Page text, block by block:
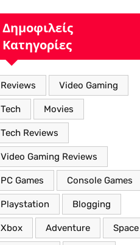
Κόσμο με Νέα
Βελτιωμένα
Χαρακτηριστικά”
Δημοφιλείς
Κατηγορίες
Reviews Video Gaming
Tech Movies
Tech Reviews
Video Gaming Reviews
PC Games Console Games
Playstation Blogging
Xbox Adventure Space